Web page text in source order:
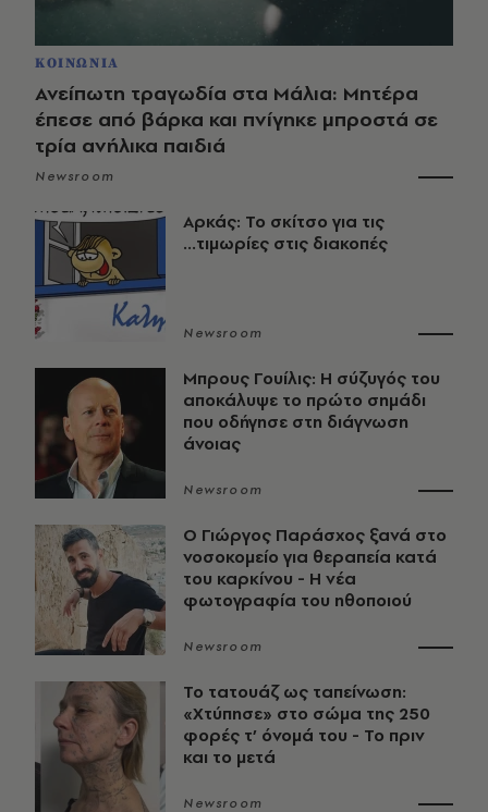
ΚΟΙΝΩΝΙΑ
Ανείπωτη τραγωδία στα Μάλια: Μητέρα
έπεσε από βάρκα και πνίγηκε μπροστά σε
τρία ανήλικα παιδιά
Newsroom
Αρκάς: Το σκίτσο για τις
...τιμωρίες στις διακοπές
Newsroom
Μπρους Γουίλις: Η σύζυγός του
αποκάλυψε το πρώτο σημάδι
που οδήγησε στη διάγνωση
άνοιας
Newsroom
O Γιώργος Παράσχος ξανά στο
νοσοκομείο για θεραπεία κατά
του καρκίνου - Η νέα
φωτογραφία του ηθοποιού
Newsroom
Το τατουάζ ως ταπείνωση:
«Χτύπησε» στο σώμα της 250
φορές τ’ όνομά του - Το πριν
και το μετά
Newsroom